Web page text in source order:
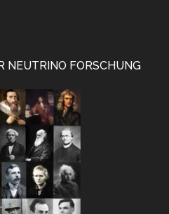
NEUTRINO FORSCHUNG